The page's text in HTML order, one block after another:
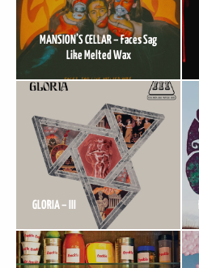
MANSION’S CELLAR – Faces Sag
Like Melted Wax
GLORIA – III